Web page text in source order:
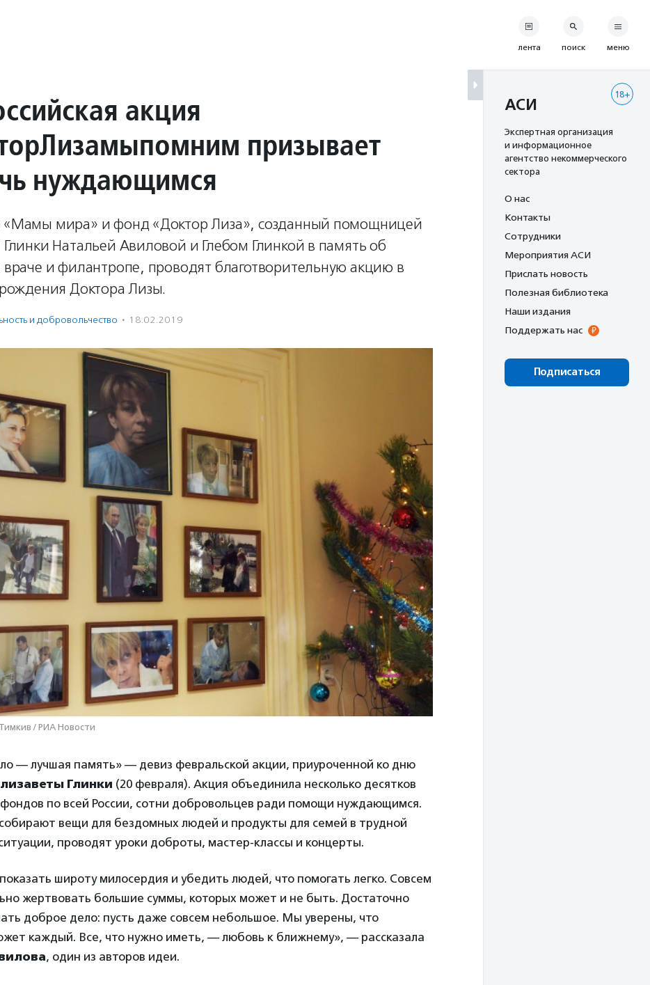
акция
призывает
нуждающимся
мира» и фонд «Доктор Лиза», созданный помощницей
Глинки Натальей Авиловой и Глебом Глинкой в память об
враче и филантропе, проводят благотворительную акцию в
Доктора Лизы.
и доброволь­чест­во · 18.02.2019
/ РИА Новости
— лучшая память» — девиз февральской акции, приуроченной ко дню
Глинки (20 февраля). Акция объединила несколько десятков
по всей России, сотни добровольцев ради помощи нуждающимся.
вещи для бездомных людей и продукты для семей в трудной
проводят уроки доброты, мастер-классы и концерты.
широту милосердия и убедить людей, что помогать легко. Совсем
жертвовать большие суммы, которых может и не быть. Достаточно
доброе дело: пусть даже совсем небольшое. Мы уверены, что
каждый. Все, что нужно иметь, — любовь к ближнему», — рассказала
, один из авторов идеи.
лента поиск меню
18+
АСИ
Экспертная организация
и информационное
агентство некоммерческого
сектора
О нас
Контакты
Сотрудники
Мероприятия АСИ
Прислать новость
Полезная библиотека
Наши издания
Поддержать нас
Подписаться